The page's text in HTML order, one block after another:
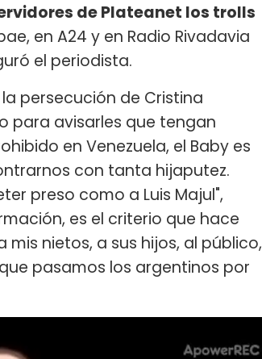
de Plateanet los trolls
en A24 y en Radio Rivadavia
el periodista.
persecución de Cristina
para avisarles que tengan
en Venezuela, el Baby es
con tanta hijaputez.
preso como a Luis Majul",
es el criterio que hace
nietos, a sus hijos, al público,
pasamos los argentinos por